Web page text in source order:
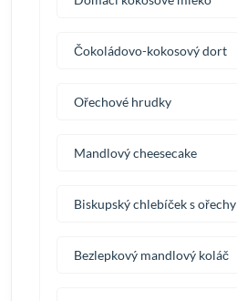
Čokoládovo-kokosový dort
Ořechové hrudky
Mandlový cheesecake
Biskupský chlebíček s ořechy
Bezlepkový mandlový koláč